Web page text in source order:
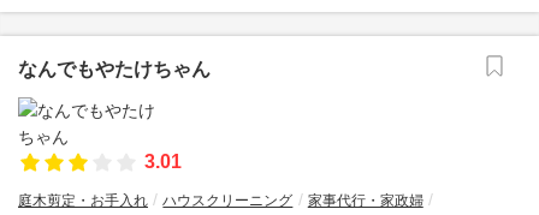
なんでもやたけちゃん
3.01
庭木剪定・お手入れ ハウスクリーニング
家事代行・家政婦